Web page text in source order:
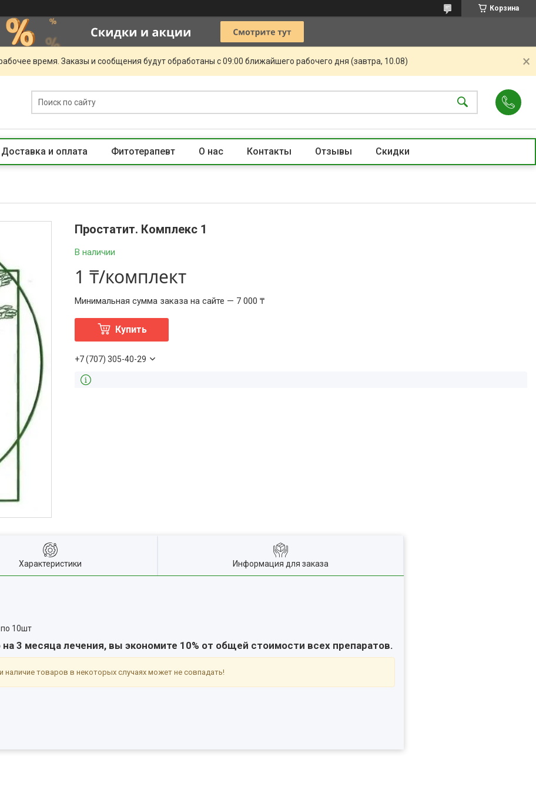
Корзина
время. Заказы и сообщения будут обработаны с 09:00 ближайшего рабочего дня (завтра, 10.08)
Доставка и оплата Фитотерапевт О нас Контакты Отзывы Скидки
Простатит. Комплекс 1
В наличии
1 ₸/комплект
Минимальная сумма заказа на сайте — 7 000 ₸
Купить
+7 (707) 305-40-29
Характеристики Информация для заказа
по 10шт
3 месяца лечения, вы экономите 10% от общей стоимости всех препаратов.
наличие товаров в некоторых случаях может не совпадать!